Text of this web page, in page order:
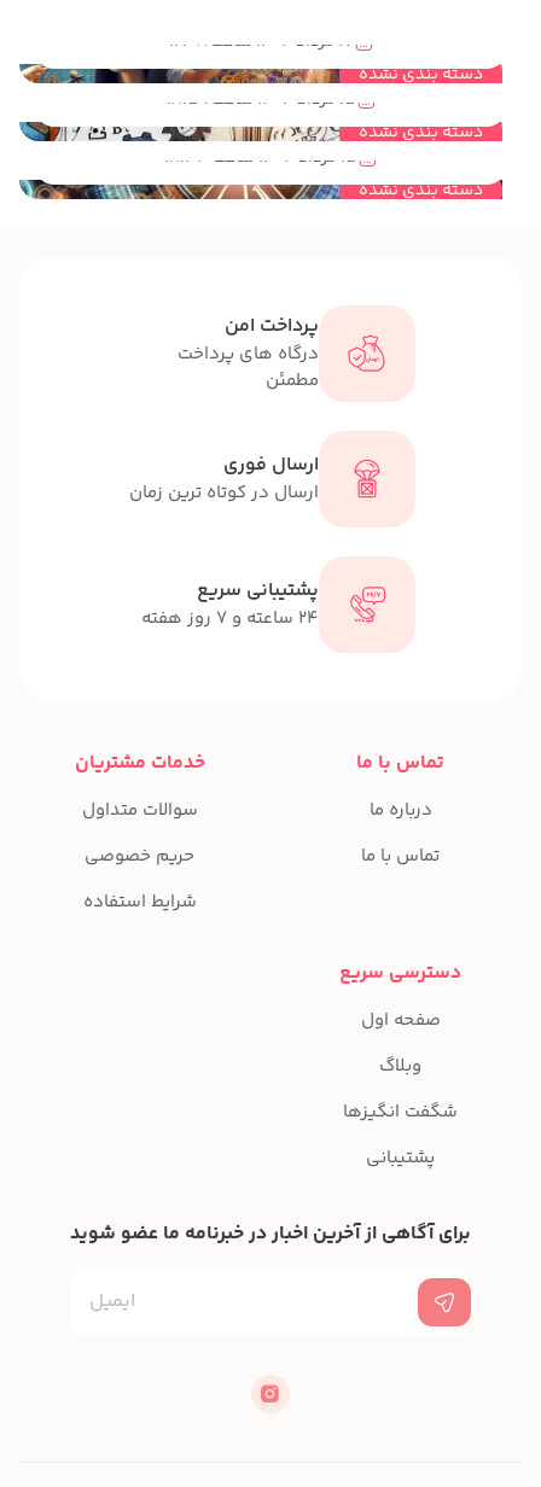
دسته بندی نشده
17 مرداد 1404 ساعت 12:08
دسته بندی نشده
مهندسی خلاقیت چه نقشی در فهم ریاضی دانش آموزان دارد؟
15 مرداد 1404 ساعت 18:59
دسته بندی نشده
مهندسی خلاقیت چگونه راه را برای آینده شغلی دانش آموزان هموار می کند؟
15 مرداد 1404 ساعت 18:33
پرداخت امن
درگاه های پرداخت
مطمئن
ارسال فوری
ارسال در کوتاه ترین زمان
پشتیبانی سریع
24 ساعته و 7 روز هفته
تماس با ما
درباره ما
تماس با ما
خدمات مشتریان
سوالات متداول
حریم خصوصی
شرایط استفاده
دسترسی سریع
صفحه اول
وبلاگ
شگفت انگیزها
پشتیبانی
برای آگاهی از آخرین اخبار در خبرنامه ما عضو شوید